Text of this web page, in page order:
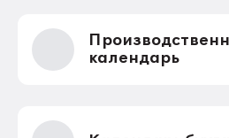
календарь